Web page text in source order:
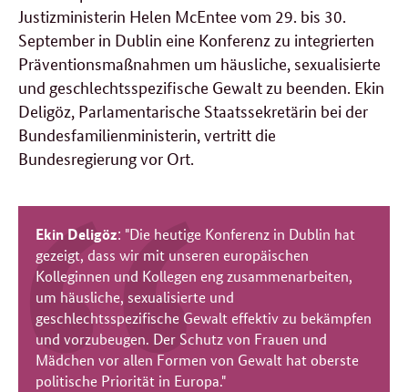
Justizministerin Helen McEntee vom 29. bis 30.
September in Dublin eine Konferenz zu integrierten
Präventionsmaßnahmen um häusliche, sexualisierte
und geschlechtsspezifische Gewalt zu beenden. Ekin
Deligöz, Parlamentarische Staatssekretärin bei der
Bundesfamilienministerin, vertritt die
Bundesregierung vor Ort.
Ekin Deligöz: "Die heutige Konferenz in Dublin hat
gezeigt, dass wir mit unseren europäischen
Kolleginnen und Kollegen eng zusammenarbeiten,
um häusliche, sexualisierte und
geschlechtsspezifische Gewalt effektiv zu bekämpfen
und vorzubeugen. Der Schutz von Frauen und
Mädchen vor allen Formen von Gewalt hat oberste
politische Priorität in Europa."